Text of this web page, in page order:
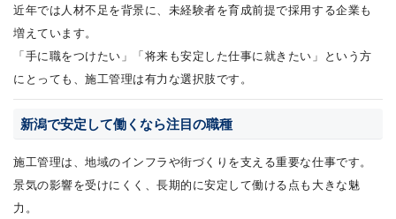
近年では人材不足を背景に、未経験者を育成前提で採用する企業も
増えています。
「手に職をつけたい」「将来も安定した仕事に就きたい」という方
にとっても、施工管理は有力な選択肢です。
新潟で安定して働くなら注目の職種
施工管理は、地域のインフラや街づくりを支える重要な仕事です。
景気の影響を受けにくく、長期的に安定して働ける点も大きな魅
力。